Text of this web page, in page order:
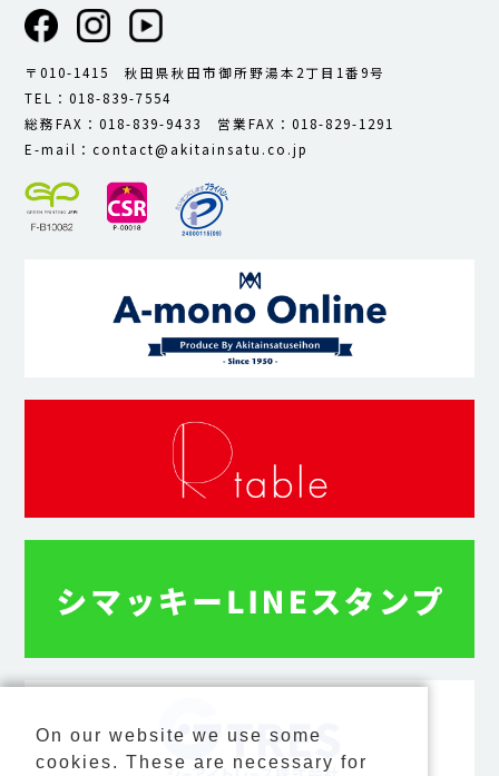
〒010-1415 秋田県秋田市御所野湯本2丁目1番9号
TEL：018-839-7554
総務FAX：018-839-9433 営業FAX：018-829-1291
E-mail：contact@akitainsatu.co.jp
On our website we use some
cookies. These are necessary for